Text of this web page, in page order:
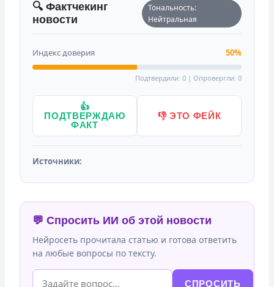
🔍 Фактчекинг
новости
Тональность:
Нейтральная
Индекс доверия 50%
Подтвердили: 0 | Опровергли: 0
👍
ПОДТВЕРЖДАЮ
ФАКТ
👎 ЭТО ФЕЙК
Источники:
💬 Спросить ИИ об этой новости
Нейросеть прочитала статью и готова ответить
на любые вопросы по тексту.
СПРОСИТЬ